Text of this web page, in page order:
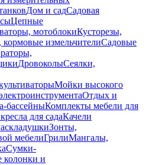
Дом и садСадовая
Цепные
мотоблокиКусторезы,
измельчителиСадовые
ДровоколыСеялки,
Мойки высокого
Отдых и
бассейныКомплекты мебели для
для садаКачели
Зонты,
мебелиГрилиМангалы,
Сумки-
колонки и